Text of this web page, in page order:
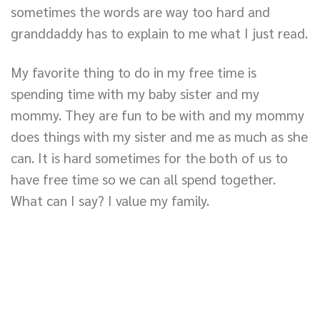
sometimes the words are way too hard and
granddaddy has to explain to me what I just read.
My favorite thing to do in my free time is
spending time with my baby sister and my
mommy. They are fun to be with and my mommy
does things with my sister and me as much as she
can. It is hard sometimes for the both of us to
have free time so we can all spend together.
What can I say? I value my family.